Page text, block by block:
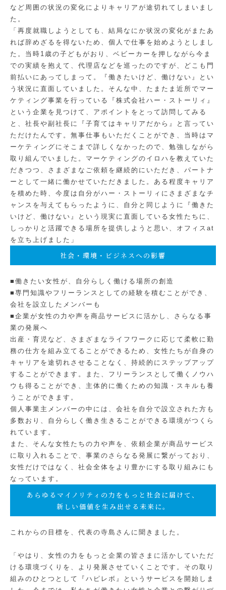
など周囲の状況の変化によりキャリアが途切れてしまいまし
た。
「再度就職しようとしても、結局なにか状況の変化がまたあ
れば辞めざるを得ないため、個人で仕事を始めようとしまし
た。当時1歳の子どもがおり、ベビーカーを押しながら今ま
での実績を抱えて、代理店などを巡ったのですが、どこも門
前払いにあってしまって。『働きたいけど、働けない』とい
う状況に直面していました。そんな中、たまたま近所でマー
ケティング事業を行っている『株式会社ハー・ストーリィ』
という企業を見つけて、アポイントをとって訪問してみる
と、社長や副社長に『子育てはキャリアだから』と言ってい
ただけたんです。無事仕事もいただくことができ、当時はマ
ーケティングにそこまで詳しくなかったので、勉強しながら
取り組んでいました。マーケティングのイロハを教えていた
だきつつ、さまざまなご依頼を継続的にいただき、パートナ
ーとして一緒に働かせていただきました。ある程度キャリア
を積めた時、今度は自分がハー・ストーリィにさまざまなチ
ャンスを与えてもらったように、自分と同じように『働きた
いけど、働けない』という現実に直面している女性たちに、
しっかりと活躍できる場所を提供しようと思い、オフィスat
を立ち上げました」
社会・環境・ビジネスへの影響
■働きたい女性が、自分らしく働ける場所の創造
■専門知識やフリーランスとしての経験を積むことができ、
会社を設立したメンバーも
■企業が女性の力や声を商品サービスに活かし、さらなる事
業の発展へ
出産・育児など、さまざまなライフワークに応じて柔軟に勤
務の仕方を組み立てることができるため、女性たちが自身の
キャリアを途切れさせることなく、持続的にステップアップ
することができます。また、フリーランスとして働くノウハ
ウも得ることができ、主体的に働くための知識・スキルも養
うことができます。
個人事業主メンバーの中には、会社を自分で設立された方も
多数おり、自分らしく働き生きることができる環境がつくら
れています。
また、そんな女性たちの力や声を、依頼企業が商品サービス
に取り入れることで、事業のさらなる発展に繋がっており、
女性だけではなく、社会全体をより豊かにする取り組みにも
なっています。
あらゆるマイノリティの力をもっと社会に届けて、
新しい価値を生み出せる未来に。
これからの目標を、代表の寺島さんに聞きました。
「やはり、女性の力をもっと企業の皆さまに活かしていただ
ける環境づくりを、より発展させていくことです。その取り
組みのひとつとして『ハピレボ』というサービスを開始しま